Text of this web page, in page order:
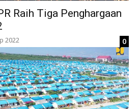
Raih Tiga Penghargaan
2022 0